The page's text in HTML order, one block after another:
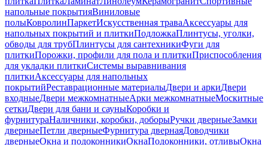
напольные покрытияВиниловые
полыКовролинПаркетИскусственная траваАксессуары для
напольных покрытий и плиткиПодложкаПлинтусы, уголки,
обводы для трубПлинтусы для сантехникиФуги для
плиткиПорожки, профили для пола и плиткиПриспособления
для укладки плиткиСистемы выравнивания
плиткиАксессуары для напольных
покрытийРеставрационные материалыДвери и аркиДвери
входныеДвери межкомнатныеАрки межкомнатныеМоскитные
сеткиДвери для бани и сауныКоробки и
фурнитураНаличники, коробки, доборыРучки дверныеЗамки
дверныеПетли дверныеФурнитура двернаяДоводчики
дверныеОкна и подоконникиОкнаПодоконники, отливыОкна